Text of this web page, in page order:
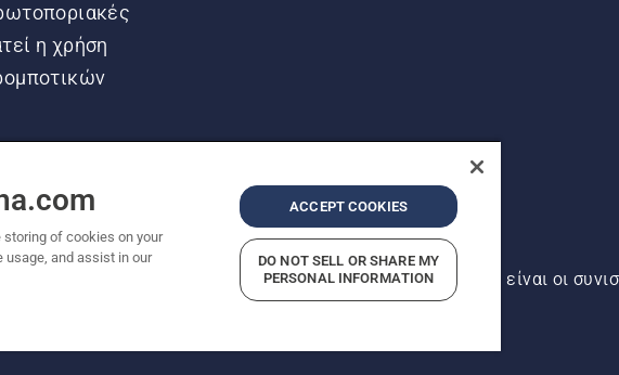
η χρήση
επιφύλαξη παντός δικαιώματος. Οι εμφανιζόμενες τιμές είναι οι
storing of cookies on your
usage, and assist in our
ACCEPT COOKIES
DO NOT SELL OR SHARE MY
PERSONAL INFORMATION